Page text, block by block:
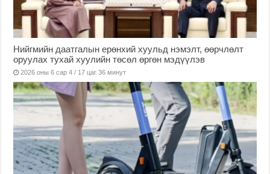
Нийгмийн даатгалын ерөнхий хуульд нэмэлт, өөрчлөлт
оруулах тухай хуулийн төсөл өргөн мэдүүлэв
2026 оны 6 сар 4 / 17 цаг 36 минут